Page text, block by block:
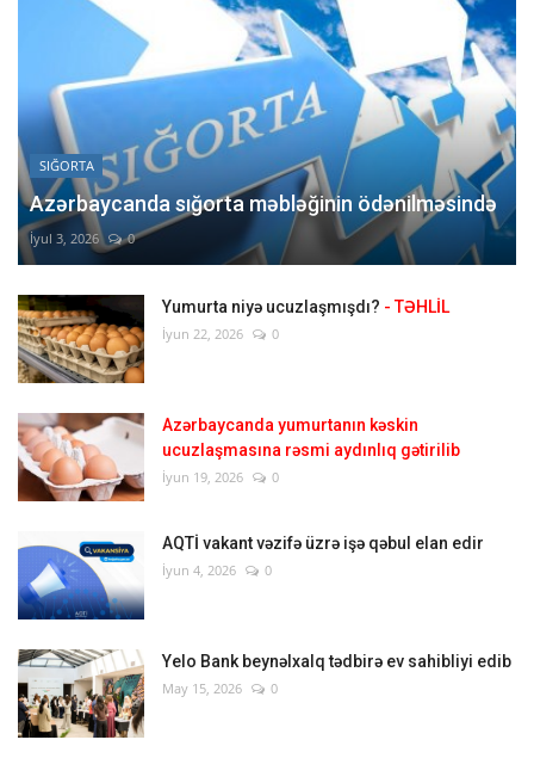
SIĞORTA
Azərbaycanda sığorta məbləğinin ödənilməsində
İyul 3, 2026 0
Yumurta niyə ucuzlaşmışdı? - TƏHLİL
İyun 22, 2026 0
Azərbaycanda yumurtanın kəskin
ucuzlaşmasına rəsmi aydınlıq gətirilib
İyun 19, 2026 0
AQTİ vakant vəzifə üzrə işə qəbul elan edir
İyun 4, 2026 0
Yelo Bank beynəlxalq tədbirə ev sahibliyi edib
May 15, 2026 0